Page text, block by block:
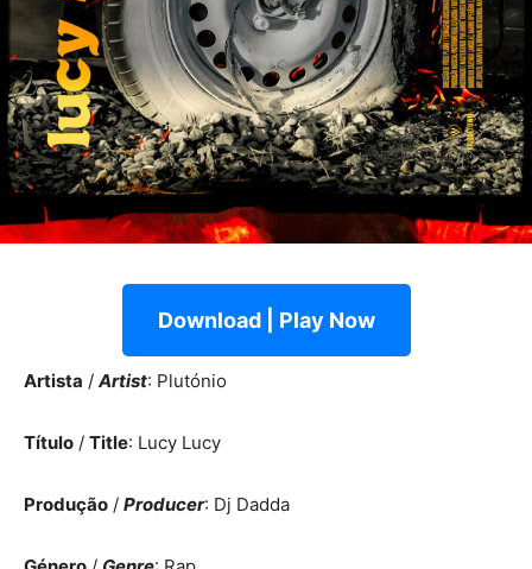
Download | Play Now
Artista / Artist: Plutónio
Título / Title: Lucy Lucy
Produção / Producer: Dj Dadda